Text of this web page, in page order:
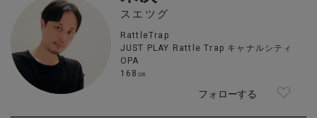
スエツグ
RattleTrap
JUST PLAY Rattle Trap キャナルシティ
OPA
168㎝
フォローする